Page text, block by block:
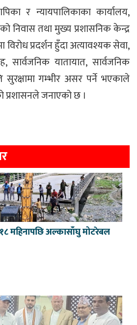
र न्यायपालिकाका कार्यालय,
निवास तथा मुख्य प्रशासनिक केन्द्र
विरोध प्रदर्शन हुँदा अत्यावश्यक सेवा,
सार्वजनिक यातायात, सार्वजनिक
सुरक्षामा गम्भीर असर पर्ने भएकाले
प्रशासनले जनाएको छ ।
महिनापछि अल्कासाँघु मोटरेबल